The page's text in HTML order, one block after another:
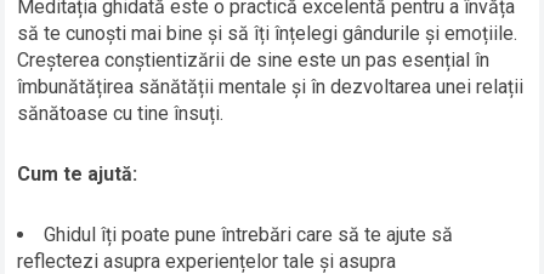
Meditația ghidată este o practică excelentă pentru a învăța
să te cunoști mai bine și să îți înțelegi gândurile și emoțiile.
Creșterea conștientizării de sine este un pas esențial în
îmbunătățirea sănătății mentale și în dezvoltarea unei relații
sănătoase cu tine însuți.
Cum te ajută:
Ghidul îți poate pune întrebări care să te ajute să
reflectezi asupra experiențelor tale și asupra